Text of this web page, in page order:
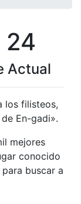
24
Actual
los filisteos,
En-gadi».
mejores
conocido
buscar a